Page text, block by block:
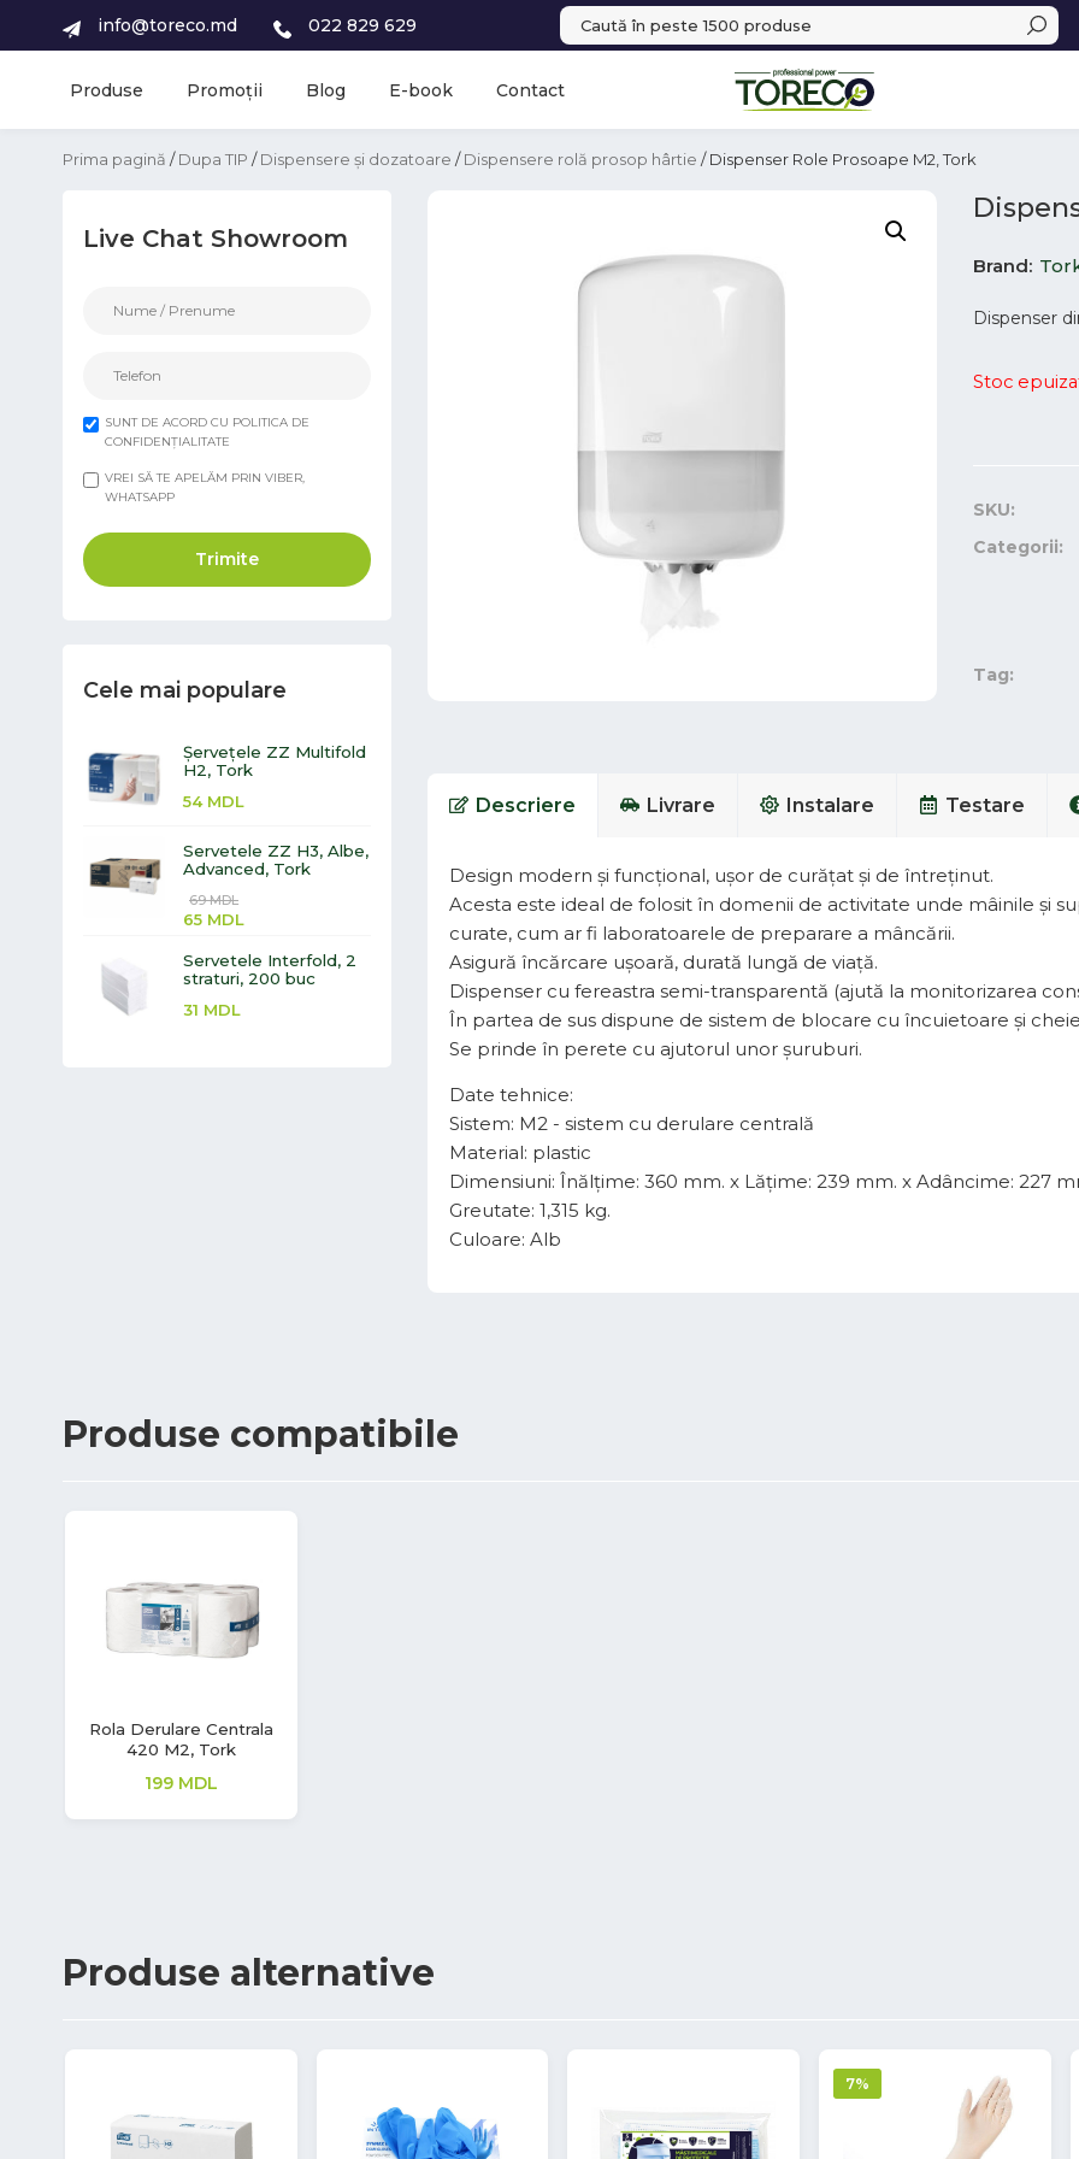
info@toreco.md 022 829 629
Produse Promoții Blog E-book Contact
Prima pagină /Dupa TIP /Dispensere și dozatoare /Dispensere rolă prosop hârtie / Dispenser Role Prosoape M2, Tork
Live Chat Showroom
SUNT DE ACORD CU POLITICA DE
CONFIDENȚIALITATE
VREI SĂ TE APELĂM PRIN VIBER,
WHATSAPP
Trimite
Cele mai populare
Șervețele ZZ Multifold
H2, Tork
54 MDL
Servetele ZZ H3, Albe,
Advanced, Tork
69MDL
65 MDL
Servetele Interfold, 2
straturi, 200 buc
31 MDL
Brand
Dispenser
Stoc
SKU:
Categorii:
Tag:
Descriere Livrare Instalare Testare
Design modern și funcțional, ușor de curățat și de întreținut.
Acesta este ideal de folosit în domenii de activitate unde mâinile și
curate, cum ar fi laboratoarele de preparare a mâncării.
Asigură încărcare ușoară, durată lungă de viață.
Dispenser cu fereastra semi-transparentă (ajută la monitorizarea
În partea de sus dispune de sistem de blocare cu încuietoare și
Se prinde în perete cu ajutorul unor șuruburi.
Date tehnice:
Sistem: M2 - sistem cu derulare centrală
Material: plastic
Dimensiuni: Înălțime: 360 mm. x Lățime: 239 mm. x Adâncime: 227
Greutate: 1,315 kg.
Culoare: Alb
Produse compatibile
Rola Derulare Centrala
420 M2, Tork
199 MDL
Produse alternative